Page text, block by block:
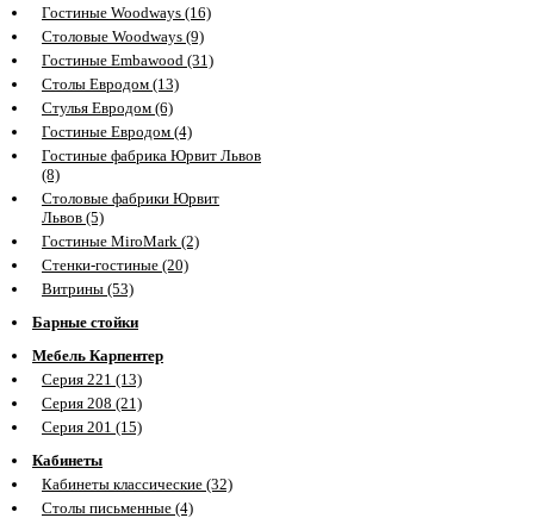
Гостиные Woodways (16)
Столовые Woodways (9)
Гостиные Embawood (31)
Столы Евродом (13)
Стулья Евродом (6)
Гостиные Евродом (4)
Гостиные фабрика Юрвит Львов
(8)
Столовые фабрики Юрвит
Львов (5)
Гостиные MiroMark (2)
Стенки-гостиные (20)
Витрины (53)
Барные стойки
Мебель Карпентер
Серия 221 (13)
Серия 208 (21)
Серия 201 (15)
Кабинеты
Кабинеты классические (32)
Столы письменные (4)